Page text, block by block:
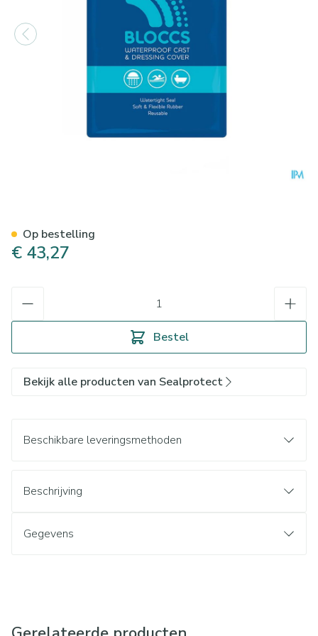
€ 43,27
Bestel
Op bestelling
Bekijk alle producten van Sealprotect
Beschikbare leveringsmethoden
Beschrijving
Gegevens